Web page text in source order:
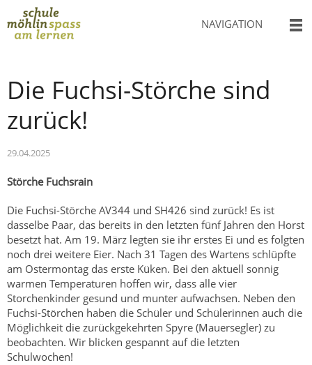
NAVIGATION
Die Fuchsi-Störche sind
zurück!
29.04.2025
Störche Fuchsrain
Die Fuchsi-Störche AV344 und SH426 sind zurück! Es ist
dasselbe Paar, das bereits in den letzten fünf Jahren den Horst
besetzt hat. Am 19. März legten sie ihr erstes Ei und es folgten
noch drei weitere Eier. Nach 31 Tagen des Wartens schlüpfte
am Ostermontag das erste Küken. Bei den aktuell sonnig
warmen Temperaturen hoffen wir, dass alle vier
Storchenkinder gesund und munter aufwachsen. Neben den
Fuchsi-Störchen haben die Schüler und Schülerinnen auch die
Möglichkeit die zurückgekehrten Spyre (Mauersegler) zu
beobachten. Wir blicken gespannt auf die letzten
Schulwochen!